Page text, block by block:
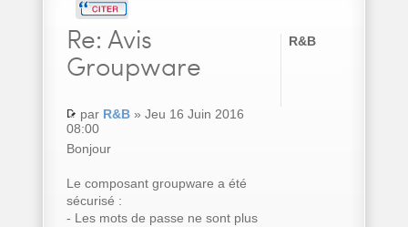
Re: Avis
Groupware
par R&B» Jeu 16 Juin 2016
08:00
Bonjour
Le composant groupware a été
sécurisé :
- Les mots de passe ne sont plus
R&B